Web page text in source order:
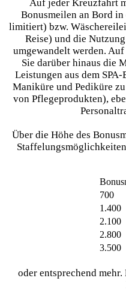
Auf jeder Kreuzfahrt
Bonusmeilen an Bord
limitiert) bzw.
Reise) und die
umgewandelt werden. Auf
Sie darüber hinaus die
Leistungen aus dem
Maniküre und Pediküre
von Pflegeprodukten),
Über die Höhe des
700
1.400
2.100
2.800
3.500
oder entsprechend